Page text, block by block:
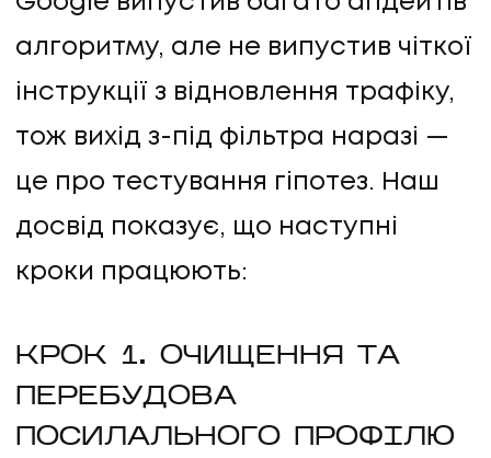
алгоритму, але не випустив чіткої
інструкції з відновлення трафіку,
тож вихід з-під фільтра наразі —
це про тестування гіпотез. Наш
досвід показує, що наступні
кроки працюють:
КРОК 1. ОЧИЩЕННЯ ТА
ПЕРЕБУДОВА
ПОСИЛАЛЬНОГО ПРОФІЛЮ